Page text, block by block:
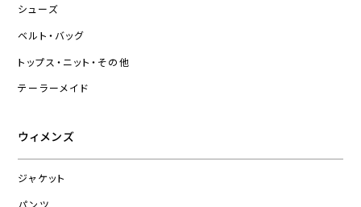
シューズ
ベルト・バッグ
トップス・ニット・その他
テーラーメイド
ウィメンズ
ジャケット